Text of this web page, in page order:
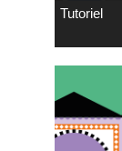
Tutoriel